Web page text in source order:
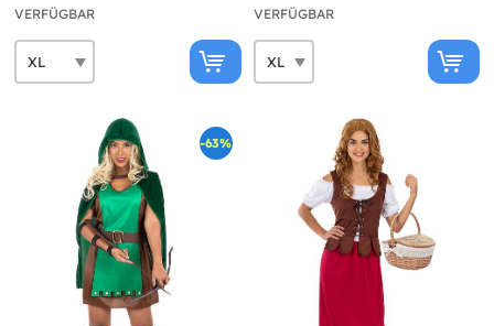
VERFÜGBAR VERFÜGBAR
-63%